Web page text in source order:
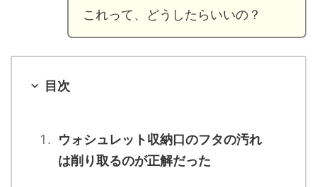
これって、どうしたらいいの？
目次
ウォシュレット収納口のフタの汚れ
は削り取るのが正解だった